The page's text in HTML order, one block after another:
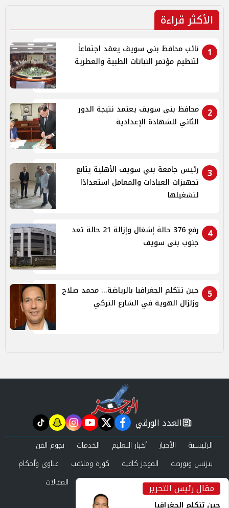
الأكثر قراءة
1
نائب محافظ بني سويف يعقد اجتماعاً
لتنظيم مؤتمر النباتات الطبية والعطرية
2
محافظ بنى سويف يعتمد نتيجة الدور
الثاني للشهادة الإعدادية
3
رئيس جامعة بني سويف الأهلية يتابع
تجهيزات العيادات والمعامل استعدادًا
لتشغيلها
4
رفع 376 حالة إشغال وإزالة 21 حالة تعد
جنوب بنى سويف
5
حين تتكلم الجغرافيا بالرياضة... محمد صلاح
وزلزال الهوية في الشارع التركي
مقال رئيس التحرير
حين تتكلم الجغرافيا
newspaper
العدد الورقي facebook
twitter
youtube
instagram
snapchat
tiktok
الرئيسية الأخبار أخبار التعليم الخدمات
نجوم الفن
بيزنس وبورصة
الموجز كافية كورة وملاعب
فتاوى وأحكام
صحة وجمال
عرب وعالم حوادث ومحاكم
المقالات
العدد الورقي